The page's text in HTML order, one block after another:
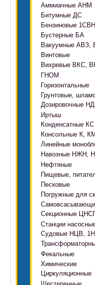
Boosta-F
Boosta-L
Boosta-APD
Аммиачные АНМ
Битумные ДС
Бензиновые
Бустерные БА
Вакуумные
Винтовые
Вихревые ВКС,
ГНОМ
Грязевые
Ф, Фр
с HMS Control
Горизонтальные
Д, 1Д
ЦН
DeLium
Грунтовые,
ГРАТ, ГРАК, ГРАР
ВШН
Дозировочные НД
Иртыш
ПФ, НФ, ПД
ЦМЛ
ЦМК
Конденсатные КС
Консольные К,
Линейные
Навозные НЖН,
Нефтяные
НВ, НВЕ, НДВ
КМC
4(5,6)НК
КМХ Адонис
Пищевые,
ОНЦ, СНЦ
ЦВК
ПЭ
Поршневые на
Песковые
П, ПР, ПБ, ПК,
ППР, ППК
Погружные для
ЭЦВ Ливнынасос
ЭЦВ Промбурвод
2ЭЦВ
БЦП М
CRS
СПА 4
АНС
С-569
С-245
Секционные
Станции
СУЗ, HMS Control
Автоматические
Садовые Ингро
Судовые НЦВ,
Фекальные
СМ, 1СМ, 2СМ
СД, СДВ
Химические
Х
Циркуляционные